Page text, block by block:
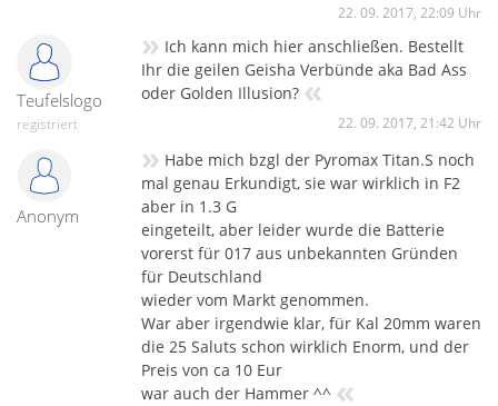
22. 09. 2017, 22:09 Uhr
Teufelslogo
registriert
» Ich kann mich hier anschließen. Bestellt
Ihr die geilen Geisha Verbünde aka Bad Ass
oder Golden Illusion? «
22. 09. 2017, 21:42 Uhr
Anonym
» Habe mich bzgl der Pyromax Titan.S noch
mal genau Erkundigt, sie war wirklich in F2
aber in 1.3 G
eingeteilt, aber leider wurde die Batterie
vorerst für 017 aus unbekannten Gründen
für Deutschland
wieder vom Markt genommen.
War aber irgendwie klar, für Kal 20mm waren
die 25 Saluts schon wirklich Enorm, und der
Preis von ca 10 Eur
war auch der Hammer ^^ «